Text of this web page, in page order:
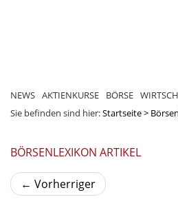
NEWS AKTIENKURSE BÖRSE
Sie befinden sind hier:Startseite>
BÖRSENLEXIKON ARTIKEL
← Vorherriger